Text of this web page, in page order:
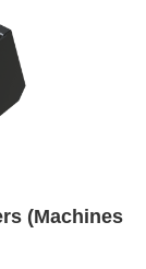
(Machines